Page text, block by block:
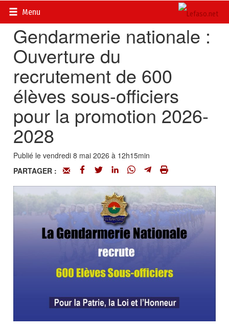
Menu
Accueil>
Gendarmerie nationale :
Ouverture du
recrutement de 600
élèves sous-officiers
pour la promotion 2026-
2028
Publié le vendredi 8 mai 2026 à 12h15min
PARTAGER :